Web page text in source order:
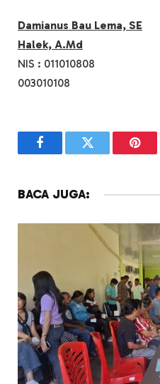
Damianus Bau Lema, SE
Halek, A.Md
NIS :
003010108
FacebookTwitter
BACA JUGA: